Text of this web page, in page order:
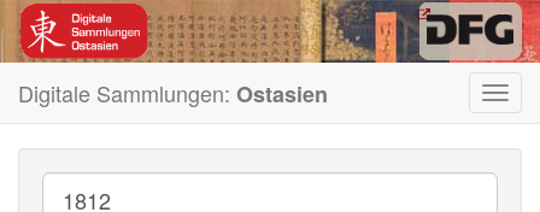
Digitale Sammlungen: Ostasien